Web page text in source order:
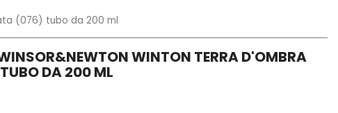
(076) tubo da 200 ml
WINTON TERRA D'OMBRA
DA 200 ML